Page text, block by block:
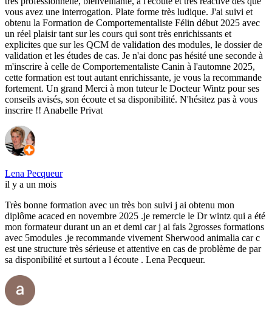
vous avez une interrogation. Plate forme très ludique. J'ai suivi et
obtenu la Formation de Comportementaliste Félin début 2025 avec
un réel plaisir tant sur les cours qui sont très enrichissants et
explicites que sur les QCM de validation des modules, le dossier de
validation et les études de cas. Je n'ai donc pas hésité une seconde à
m'inscrire à celle de Comportementaliste Canin à l'automne 2025,
cette formation est tout autant enrichissante, je vous la recommande
fortement. Un grand Merci à mon tuteur le Docteur Wintz pour ses
conseils avisés, son écoute et sa disponibilité. N'hésitez pas à vous
inscrire !! Anabelle Privat
Lena Pecqueur
il y a un mois
Très bonne formation avec un très bon suivi j ai obtenu mon
diplôme acaced en novembre 2025 .je remercie le Dr wintz qui a été
mon formateur durant un an et demi car j ai fais 2grosses formations
avec 5modules .je recommande vivement Sherwood animalia car c
est une structure très sérieuse et attentive en cas de problème de par
sa disponibilité et surtout a l écoute . Lena Pecqueur.